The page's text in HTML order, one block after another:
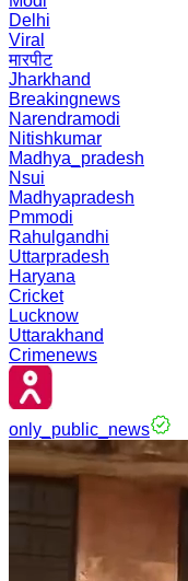
Delhi
Viral
मारपीट
Jharkhand
Breakingnews
Narendramodi
Nitishkumar
Madhya_pradesh
Nsui
Madhyapradesh
Pmmodi
Rahulgandhi
Uttarpradesh
Haryana
Cricket
Lucknow
Uttarakhand
Crimenews
only_public_news